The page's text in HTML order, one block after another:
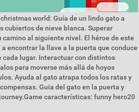
world: Guía de un lindo gato a
cubiertos de nieve blanca. Superar
camino al siguiente nivel. El héroe de este
encontrar la llave a la puerta que conduce
cada lugar. Interactuar con distintos
para moverse más allá de hoyos
Ayuda al gato atrapa todos los ratas y
Guía del gato en la puerta y
características: funny hero20